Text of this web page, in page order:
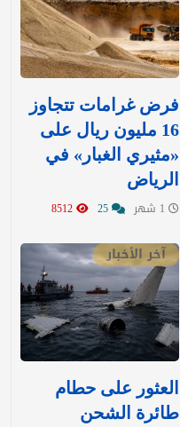
‏فرض غرامات تتجاوز
16 مليون ريال على
«مثيري الغبار» في
الرياض
آخر الأخبار
العثور على حطام
طائرة الشحن